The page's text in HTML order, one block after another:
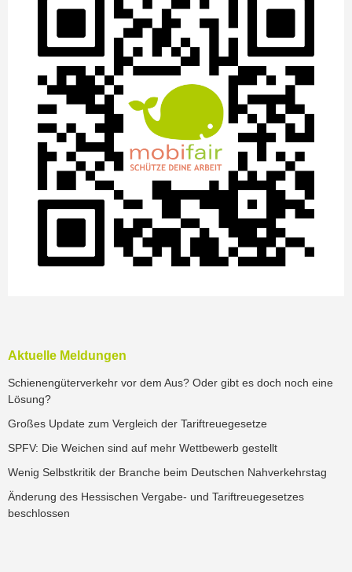
Aktuelle Meldungen
Schienengüterverkehr vor dem Aus? Oder gibt es doch noch eine
Lösung?
Großes Update zum Vergleich der Tariftreuegesetze
SPFV: Die Weichen sind auf mehr Wettbewerb gestellt
Wenig Selbstkritik der Branche beim Deutschen Nahverkehrstag
Änderung des Hessischen Vergabe- und Tariftreuegesetzes
beschlossen